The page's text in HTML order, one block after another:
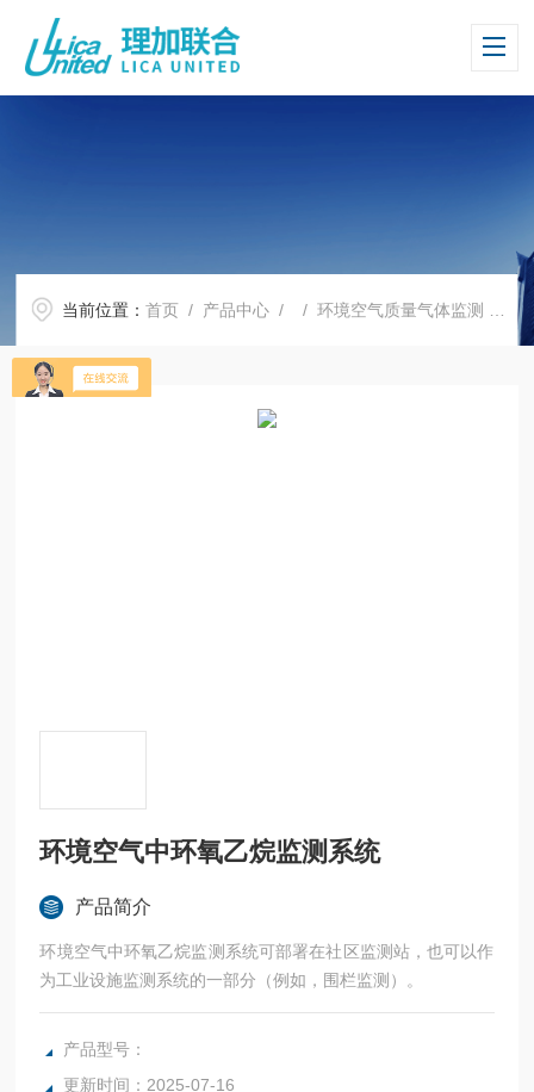
当前位置：首页 / 产品中心 / /环境空气质量气体监测
环境空气中环氧乙烷监测系统
产品简介
环境空气中环氧乙烷监测系统可部署在社区监测站，也可以作
为工业设施监测系统的一部分（例如，围栏监测）。
产品型号：
更新时间：2025-07-16